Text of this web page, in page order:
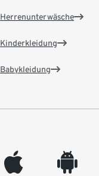
Herrenunterwäsche
Kinderkleidung
Babykleidung
appleinc android